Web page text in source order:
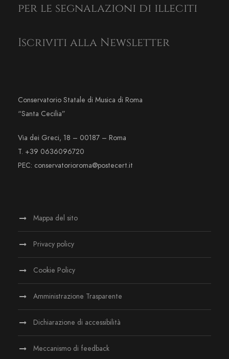
per le segnalazioni di illeciti
Iscriviti alla Newsletter
Conservatorio Statale di Musica di Roma
“Santa Cecilia”
Via dei Greci, 18 – 00187 – Roma
T. +39 0636096720
PEC: conservatorioroma@postecert.it
Mappa del sito
Privacy policy
Cookie Policy
Amministrazione Trasparente
Dichiarazione di accessibilità
Meccanismo di feedback